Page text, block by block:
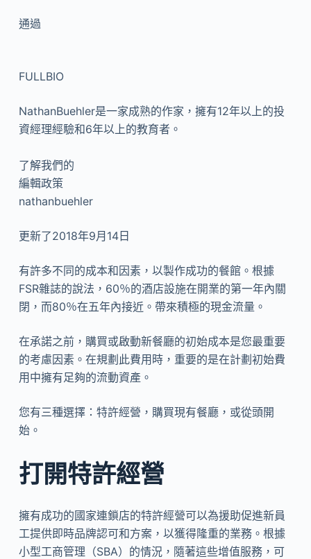
通過
FULLBIO
NathanBuehler是一家成熟的作家，擁有12年以上的投
資經理經驗和6年以上的教育者。
了解我們的
編輯政策
nathanbuehler
更新了2018年9月14日
有許多不同的成本和因素，以製作成功的餐館。根據
FSR雜誌的說法，60％的酒店設施在開業的第一年內關
閉，而80％在五年內接近。帶來積極的現金流量。
在承諾之前，購買或啟動新餐廳的初始成本是您最重要
的考慮因素。在規劃此費用時，重要的是在計劃初始費
用中擁有足夠的流動資產。
您有三種選擇：特許經營，購買現有餐廳，或從頭開
始。
打開特許經營
擁有成功的國家連鎖店的特許經營可以為援助促進新員
工提供即時品牌認可和方案，以獲得隆重的業務。根據
小型工商管理（SBA）的情況，隨著這些增值服務，可